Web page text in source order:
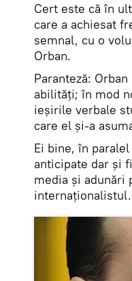
Cert este că în
care a achiesat
semnal, cu o
Orban.
Paranteză:
abilități; în mod
ieșirile verbale
care el și-a
Ei bine, în
anticipate dar și
media și adunări
internaționalistul.